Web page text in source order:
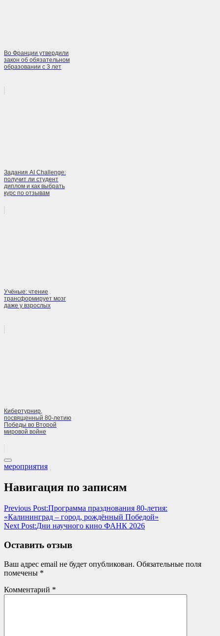
Во Франции утвердили
закон об обязательном
образовании с 3 лет
Задания AI Challenge:
получит ли студент
диплом и как выбрать
курс по отзывам
Учёные: чтение
трансформирует мозг
даже у взрослых
Кибертурнир,
посвященный 80-летию
Победы во Второй
мировой войне
мероприятия
Навигация по записям
Previous Post:Программа празднования 80-летия:
«Калининград – город, рождённый Победой»
Next Post:Дни научного кино ФАНК 2026
Оставить отзыв
Ваш адрес email не будет опубликован. Обязательные поля
помечены *
Комментарий *